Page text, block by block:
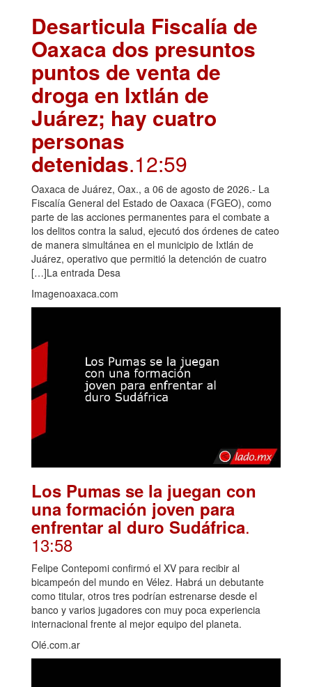
Desarticula Fiscalía de
Oaxaca dos presuntos
puntos de venta de
droga en Ixtlán de
Juárez; hay cuatro
personas
detenidas.12:59
Oaxaca de Juárez, Oax., a 06 de agosto de 2026.- La
Fiscalía General del Estado de Oaxaca (FGEO), como
parte de las acciones permanentes para el combate a
los delitos contra la salud, ejecutó dos órdenes de cateo
de manera simultánea en el municipio de Ixtlán de
Juárez, operativo que permitió la detención de cuatro
[…]La entrada Desa
Imagenoaxaca.com
Los Pumas se la juegan con
una formación joven para
enfrentar al duro Sudáfrica.
13:58
Felipe Contepomi confirmó el XV para recibir al
bicampeón del mundo en Vélez. Habrá un debutante
como titular, otros tres podrían estrenarse desde el
banco y varios jugadores con muy poca experiencia
internacional frente al mejor equipo del planeta.
Olé.com.ar